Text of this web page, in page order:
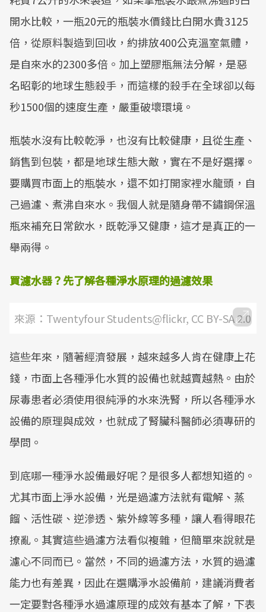
開水比較，一瓶20元的瓶裝水價錢比白開水貴3125
倍，從原料製造到回收，約排放400公克溫室氣體，
是自來水的2300多倍。加上塑膠瓶無法分解，是惡
名昭彰的地球生態殺手，而這樣的殺手在全球卻以每
秒1500個的速度生產，嚴重破壞環境。
瓶裝水沒有比較乾淨，也沒有比較健康，且從生產、
銷售到包裝，都是地球生態大敵，實在不是好選擇。
要購買市面上的瓶裝水，還不如打開家裡水龍頭，自
己過濾、煮沸自來水。我個人就是隨身帶不鏽鋼保溫
瓶來補充日常飲水，既乾淨又健康，這才是真正的一
舉兩得。
買濾水器？先了解各種淨水原理的過濾效果
來源：Twentyfour Students@flickr, CC BY-SA 2.0
這些年來，隨著經濟發展，越來越多人肯在健康上花
錢，市面上各種淨化水質的設備也就越賣越熱。由於
尿毒患者必須使用很純淨的水來洗腎，所以各種淨水
設備的原理與成效，也就成了腎臟科醫師必須專研的
學問。
到底哪一種淨水設備最好呢？是很多人都想知道的。
尤其市面上淨水設備，光是過濾方法就有電解、蒸
餾、活性碳、逆滲透、紫外線等多種，讓人看得眼花
撩亂。其實這些過濾方法看似複雜，但簡單來說就是
濾心不同而已。當然，不同的過濾方法，水質的過濾
能力也有差異，因此在選購淨水設備前，建議消費者
一定要對各種淨水過濾原理的成效有基本了解，下表